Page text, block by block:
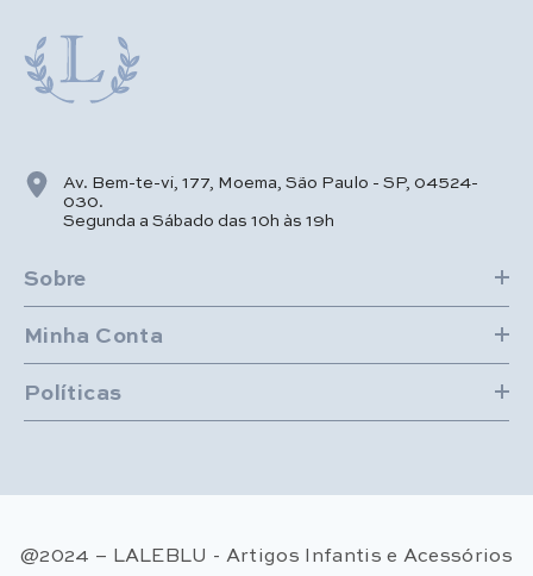
Av. Bem-te-vi, 177, Moema, São Paulo - SP, 04524-
030.
Segunda a Sábado das 10h às 19h
Sobre
Minha Conta
Políticas
@2024 – LALEBLU - Artigos Infantis e Acessórios